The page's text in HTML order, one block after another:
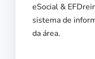
eSocial &
sistema de
da área.